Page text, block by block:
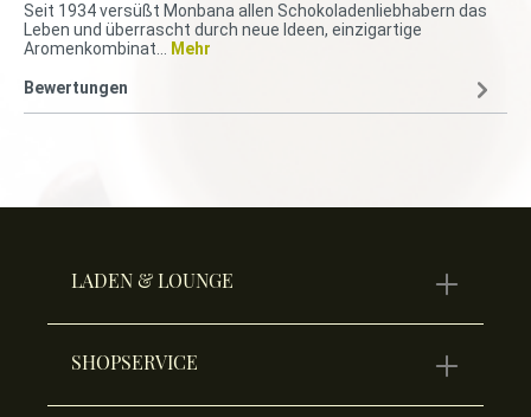
Seit 1934 versüßt Monbana allen Schokoladenliebhabern das
Leben und überrascht durch neue Ideen, einzigartige
Aromenkombinat…
Mehr
Bewertungen
LADEN & LOUNGE
SHOPSERVICE